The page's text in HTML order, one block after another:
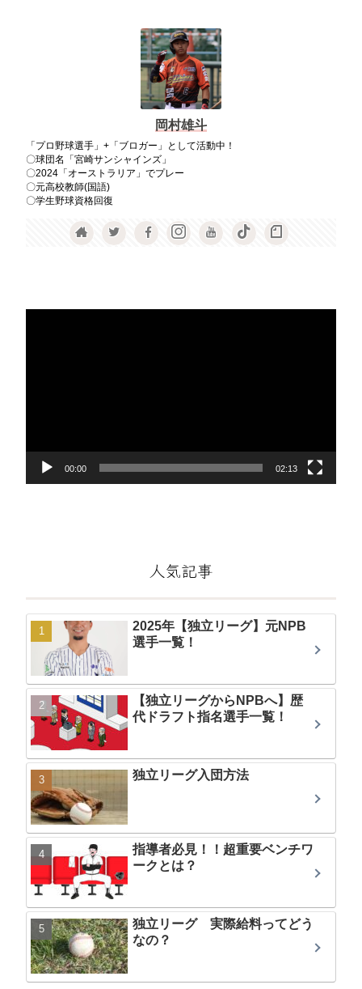
岡村雄斗
「プロ野球選手」+「ブロガー」として活動中！
〇球団名「宮崎サンシャインズ」
〇2024「オーストラリア」でプレー
〇元高校教師(国語)
〇学生野球資格回復
ー
00:00 02:13
人気記事
2025年【独立リーグ】元NPB
選手一覧！
【独立リーグからNPBへ】歴
代ドラフト指名選手一覧！
独立リーグ入団方法
指導者必見！！超重要ベンチワ
ークとは？
独立リーグ 実際給料ってどう
なの？